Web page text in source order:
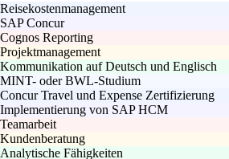
Reisekostenmanagement
SAP Concur
Cognos Reporting
Projektmanagement
Kommunikation auf Deutsch und Englisch
MINT- oder BWL-Studium
Concur Travel und Expense Zertifizierung
Implementierung von SAP HCM
Teamarbeit
Kundenberatung
Analytische Fähigkeiten